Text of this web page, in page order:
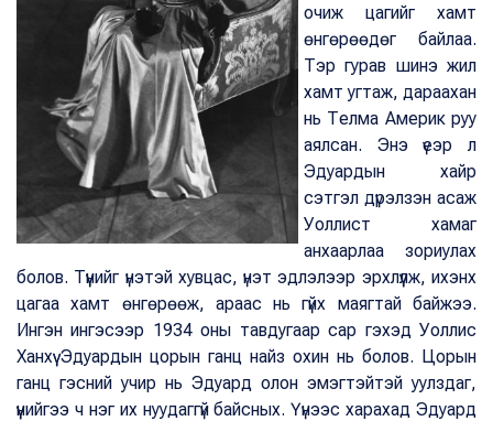
очиж цагийг хамт
өнгөрөөдөг байлаа.
Тэр гурав шинэ жил
хамт угтаж, дараахан
нь Телма Америк руу
аялсан. Энэ үеэр л
Эдуардын хайр
сэтгэл дүрэлзэн асаж
Уоллист хамаг
анхаарлаа зориулах
болов. Түүнийг үнэтэй хувцас, үнэт эдлэлээр эрхлүүлж, ихэнх
цагаа хамт өнгөрөөж, араас нь гүйх маягтай байжээ.
Ингэн ингэсээр 1934 оны тавдугаар сар гэхэд Уоллис
Ханхүү Эдуардын цорын ганц найз охин нь болов. Цорын
ганц гэсний учир нь Эдуард олон эмэгтэйтэй уулздаг,
үүнийгээ ч нэг их нуудаггүй байсных. Үүнээс харахад Эдуард